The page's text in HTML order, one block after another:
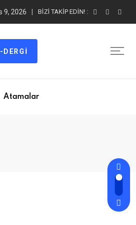
9, 2026 BIZI TAKIP EDIN! :
DERGI
Atamalar